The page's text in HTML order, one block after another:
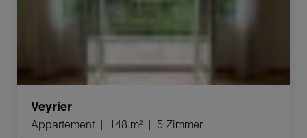
Veyrier
Appartement 148 m² 5 Zimmer